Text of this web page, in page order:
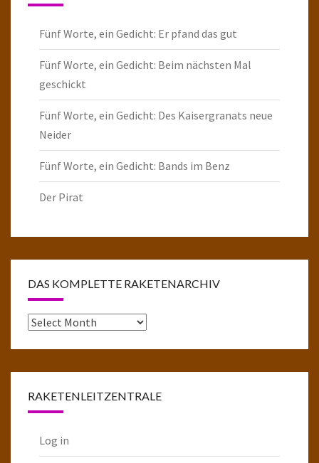
Fünf Worte, ein Gedicht: Er pfand das gut
Fünf Worte, ein Gedicht: Beim nächsten Mal
geschickt
Fünf Worte, ein Gedicht: Des Kaisergranats neue
Neider
Fünf Worte, ein Gedicht: Bands im Benz
Der Pirat
DAS KOMPLETTE RAKETENARCHIV
Das
RAKETENLEITZENTRALE
Log in